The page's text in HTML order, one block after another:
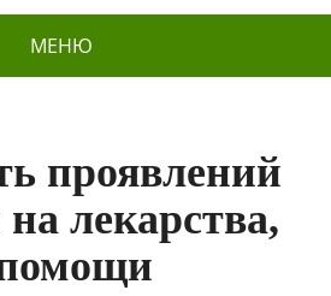
МЕНЮ
проявлений
лекарства,